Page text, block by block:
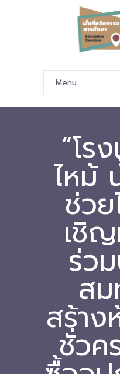
Menu
หน้าหลัก
-- มาตรฐานข้อมู
-- สถานศึกษานำร่อ
--
-- วีดิทัศน์นำเสน
-- ปฏิทินการขับเ
Download
-- หนังสือและเอกส
-- กฎหมาย
---- เจตนารมณ์ข
“โร
ไหม้
ช่ว
เชิ
ร่ว
ส
สร้าง
ชั่วค